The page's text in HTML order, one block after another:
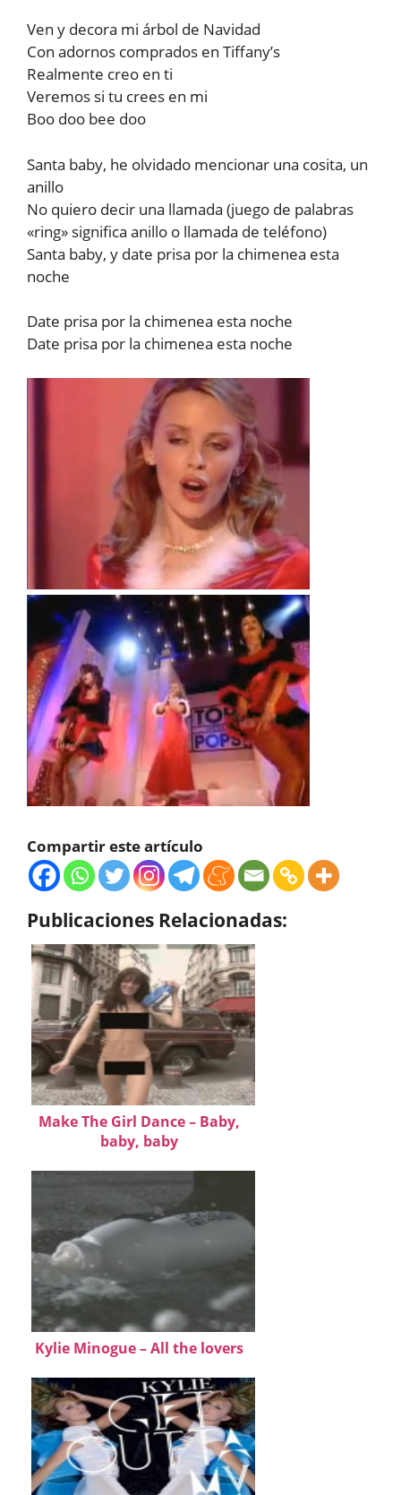
Ven y decora mi árbol de Navidad
Con adornos comprados en Tiffany’s
Realmente creo en ti
Veremos si tu crees en mi
Boo doo bee doo
Santa baby, he olvidado mencionar una cosita, un
anillo
No quiero decir una llamada (juego de palabras
«ring» significa anillo o llamada de teléfono)
Santa baby, y date prisa por la chimenea esta
noche
Date prisa por la chimenea esta noche
Date prisa por la chimenea esta noche
Compartir este artículo
Publicaciones Relacionadas:
Make The Girl Dance – Baby,
baby, baby
Kylie Minogue – All the lovers